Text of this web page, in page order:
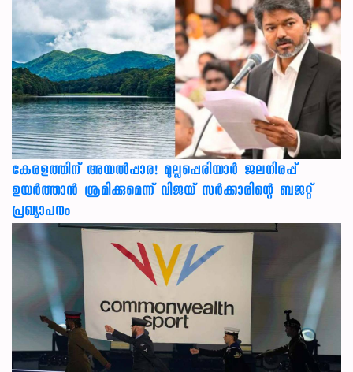
കേരളത്തിന് അ‌യൽപ്പാര! മുല്ലപ്പെരിയാർ ജലനിരപ്പ്
ഉയർത്താൻ ശ്രമിക്കുമെന്ന് വിജയ് സർക്കാരിന്റെ ബജറ്റ്
പ്രഖ്യാപനം